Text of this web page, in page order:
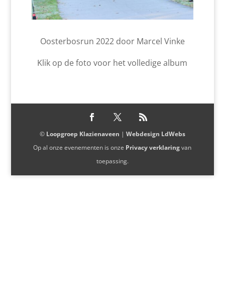
Oosterbosrun 2022 door Marcel Vinke
Klik op de foto voor het volledige album
© Loopgroep Klazienaveen | Webdesign LdWebs
Op al onze evenementen is onze Privacy verklaringvan
toepassing.